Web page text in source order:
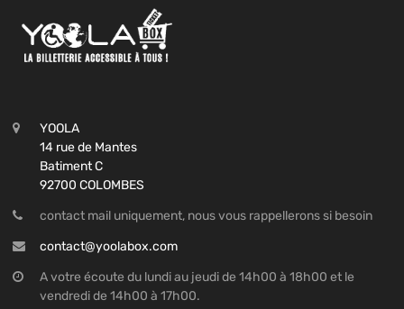
YOOLA
14 rue de Mantes
Batiment C
92700 COLOMBES
contact mail uniquement, nous vous rappellerons si besoin
contact@yoolabox.com
A votre écoute du lundi au jeudi de 14h00 à 18h00 et le
vendredi de 14h00 à 17h00.